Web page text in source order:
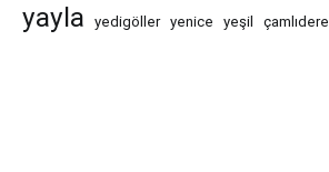
yayla yedigöller yenice yeşil çamlıdere